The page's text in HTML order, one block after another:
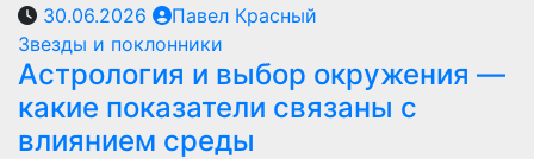
30.06.2026
Павел Красный
Звезды и поклонники
Астрология и выбор окружения —
какие показатели связаны с
влиянием среды